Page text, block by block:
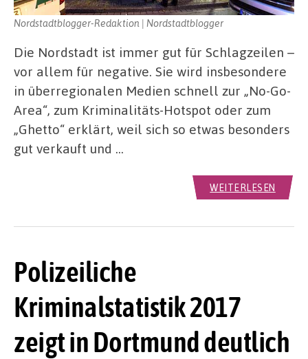
Nordstadtblogger-Redaktion | Nordstadtblogger
Die Nordstadt ist immer gut für Schlagzeilen –
vor allem für negative. Sie wird insbesondere
in überregionalen Medien schnell zur „No-Go-
Area“, zum Kriminalitäts-Hotspot oder zum
„Ghetto“ erklärt, weil sich so etwas besonders
gut verkauft und …
WEITERLESEN
Polizeiliche
Kriminalstatistik 2017
zeigt in Dortmund deutlich